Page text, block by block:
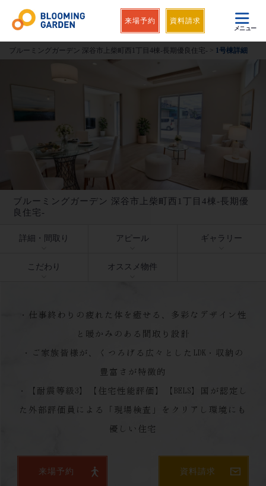
来場予約 資料請求
メニュー
ブルーミングガーデン 深谷市上柴町西1丁目4棟-長期優良住宅- > 1号棟詳細
ブルーミングガーデン 深谷市上柴町西1丁目4棟-長期優
良住宅-
詳細・間取り アピール ギャラリー
こだわり オススメ物件
・仕事終わりの疲れた体を癒せる、多彩なデザイン性
と暖かみのある間取り設計
・ご家族皆様が、くつろげる広々としたLDK・収納の
豊富さが特徴的
・【耐震等級3】【住宅性能評価】【BELS】国が認定し
た外部評価員による「現場検査」をクリアし環境にも
来場予約 資料請求